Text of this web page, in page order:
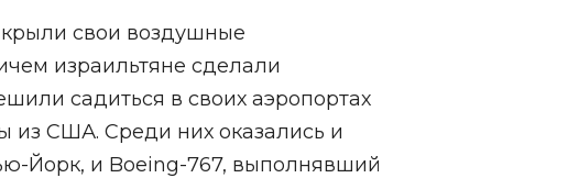
свои воздушные
израильтяне сделали
садиться в своих аэропортах
из США. Среди них оказались и
Йорк, и Boeing-767, выполнявший